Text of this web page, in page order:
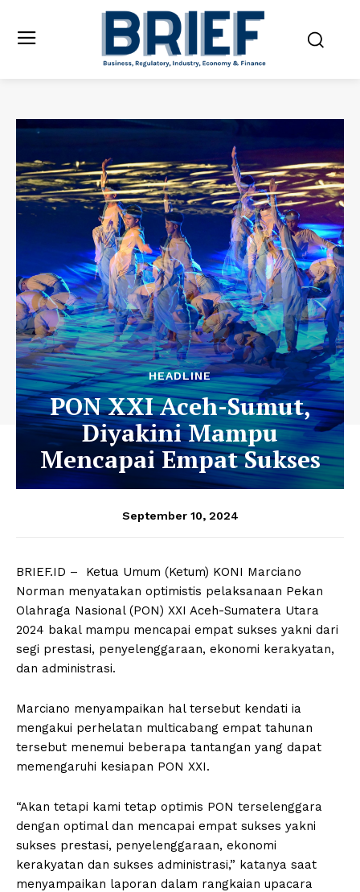
HEADLINE
PON XXI Aceh-Sumut,
Diyakini Mampu
Mencapai Empat Sukses
September 10, 2024
BRIEF.ID – Ketua Umum (Ketum) KONI Marciano
Norman menyatakan optimistis pelaksanaan Pekan
Olahraga Nasional (PON) XXI Aceh-Sumatera Utara
2024 bakal mampu mencapai empat sukses yakni dari
segi prestasi, penyelenggaraan, ekonomi kerakyatan,
dan administrasi.
Marciano menyampaikan hal tersebut kendati ia
mengakui perhelatan multicabang empat tahunan
tersebut menemui beberapa tantangan yang dapat
memengaruhi kesiapan PON XXI.
“Akan tetapi kami tetap optimis PON terselenggara
dengan optimal dan mencapai empat sukses yakni
sukses prestasi, penyelenggaraan, ekonomi
kerakyatan dan sukses administrasi,” katanya saat
menyampaikan laporan dalam rangkaian upacara